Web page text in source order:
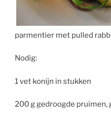
parmentier met pulled
Nodig:
1 vet konijn in stukken
200 g gedroogde pruimen,